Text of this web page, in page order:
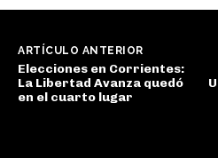
ARTÍCULO ANTERIOR
Elecciones en Corrientes:
La Libertad Avanza quedó
en el cuarto lugar